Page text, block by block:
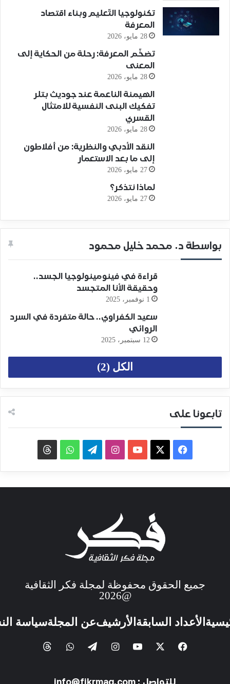
تكنولوجيا التّعليم وبناء اقتصاد
المعرفة
28 مايو، 2026
تضخّم المعرفة: رحلة من الحكاية إلى
المعنى
28 مايو، 2026
الهيمنة الناعمة عند جوديث بتلر
تفكيك البنى النفسية للامتثال
القسري
28 مايو، 2026
النقد الأدبي والنظرية: من أفلاطون
إلى ما بعد الاستعمار
27 مايو، 2026
لماذا نتذكر؟
27 مايو، 2026
بواسطة د. محمد خليل محمود
قراءة في فينومينولوجيا الجسد..
وحقيقة الأنا المتجسد
1 نوفمبر، 2025
سعيد الكفراوي.. حالة متفردة في السرد
الروائي
12 سبتمبر، 2025
الكل (2)
تابعونا على
جميع الحقوق محفوظة لمجلة فكر الثقافية
@2026
الأعداد السابقة الأرشيفعن المجلةسياسة